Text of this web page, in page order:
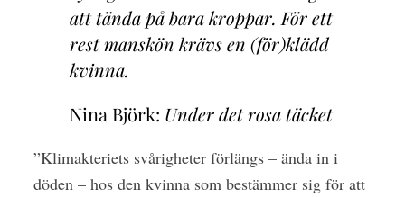
att tända på bara kroppar. För ett
rest manskön krävs en (för)klädd
kvinna.
Nina Björk: Under det rosa täcket
”Klimakteriets svårigheter förlängs – ända in i
döden – hos den kvinna som bestämmer sig för att